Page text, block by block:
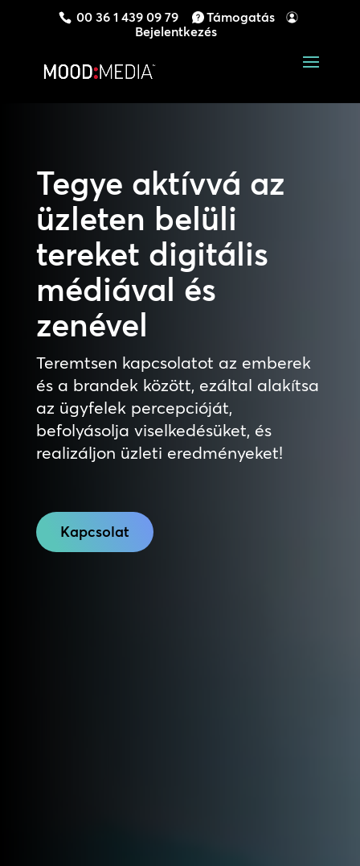
00 36 1 439 09 79
Támogatás
Bejelentkezés
Tegye aktívvá az
üzleten belüli
tereket digitális
médiával és
zenével
Teremtsen kapcsolatot az emberek
és a brandek között, ezáltal alakítsa
az ügyfelek percepcióját,
befolyásolja viselkedésüket, és
realizáljon üzleti eredményeket!
Kapcsolat